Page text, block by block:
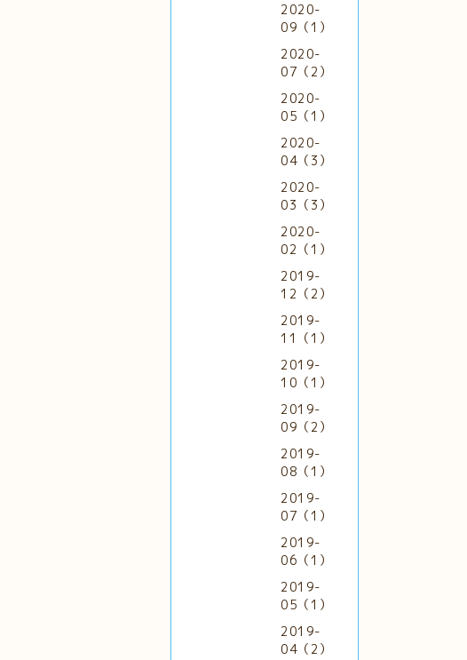
2020-
09（1）
2020-
07（2）
2020-
05（1）
2020-
04（3）
2020-
03（3）
2020-
02（1）
2019-
12（2）
2019-
11（1）
2019-
10（1）
2019-
09（2）
2019-
08（1）
2019-
07（1）
2019-
06（1）
2019-
05（1）
2019-
04（2）